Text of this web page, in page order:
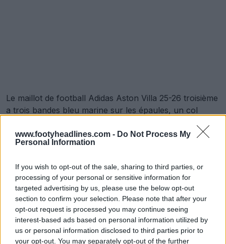
www.footyheadlines.com - Do Not Process My
Personal Information
If you wish to opt-out of the sale, sharing to third parties, or
processing of your personal or sensitive information for
targeted advertising by us, please use the below opt-out
section to confirm your selection. Please note that after your
opt-out request is processed you may continue seeing
interest-based ads based on personal information utilized by
us or personal information disclosed to third parties prior to
your opt-out. You may separately opt-out of the further
Le maillot de football Adidas Aston Villa 25-26 troisième
a trois bandes bleu marine sur les épaules, un col
sur la poitrine.